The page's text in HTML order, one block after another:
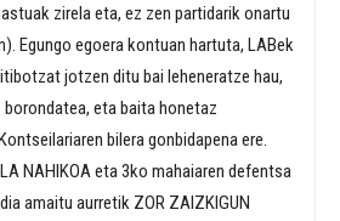
zirela eta, ez zen partidarik onartu
Egungo egoera kontuan hartuta, LABek
jotzen ditu bai leheneratze hau,
eta baita honetaz
bilera gonbidapena ere.
NAHIKOA eta 3ko mahaiaren defentsa
amaitu aurretik ZOR ZAIZKIGUN